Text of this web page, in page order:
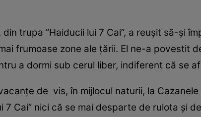
trupa ”Haiducii lui 7 Cai”, a reuşit să-şi
frumoase zone ale ţării. El ne-a povestit
a dormi sub cerul liber, indiferent că se
de vis, în mijlocul naturii, la Cazanele
7 Cai” nici că se mai desparte de rulota şi